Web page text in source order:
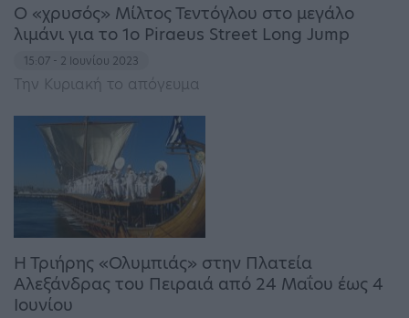
Ο «χρυσός» Μίλτος Τεντόγλου στο μεγάλο
λιμάνι για το 1ο Piraeus Street Long Jump
15:07 - 2 Ιουνίου 2023
Την Κυριακή το απόγευμα
Η Τριήρης «Ολυμπιάς» στην Πλατεία
Αλεξάνδρας του Πειραιά από 24 Μαΐου έως 4
Ιουνίου